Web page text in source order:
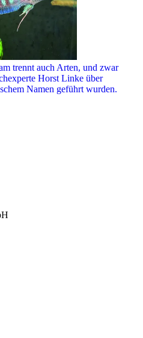
trennt auch Arten, und zwar
Horst Linke über
Namen geführt wurden.